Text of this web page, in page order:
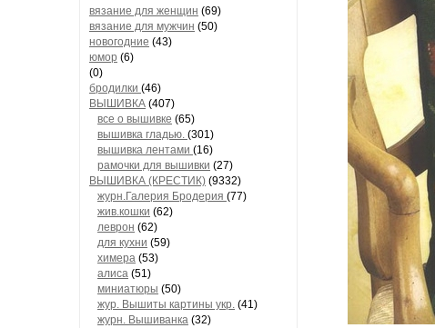
вязание для женщин (69)
вязание для мужчин (50)
новогодние (43)
юмор (6)
(0)
бродилки (46)
ВЫШИВКА (407)
все о вышивке (65)
вышивка гладью. (301)
вышивка лентами (16)
рамочки для вышивки (27)
ВЫШИВКА (КРЕСТИК) (9332)
журн.Галерия Бродерия (77)
жив.кошки (62)
леврон (62)
для кухни (59)
химера (53)
алиса (51)
миниатюры (50)
жур. Вышиты картины укр. (41)
журн. Вышиванка (32)